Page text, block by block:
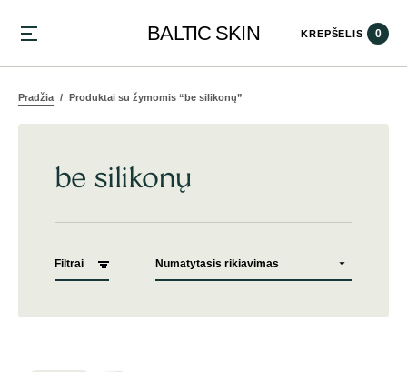
BALTIC SKIN KREPŠELIS 0
Pradžia Produktai su žymomis “be silikonų”
be silikonų
Filtrai